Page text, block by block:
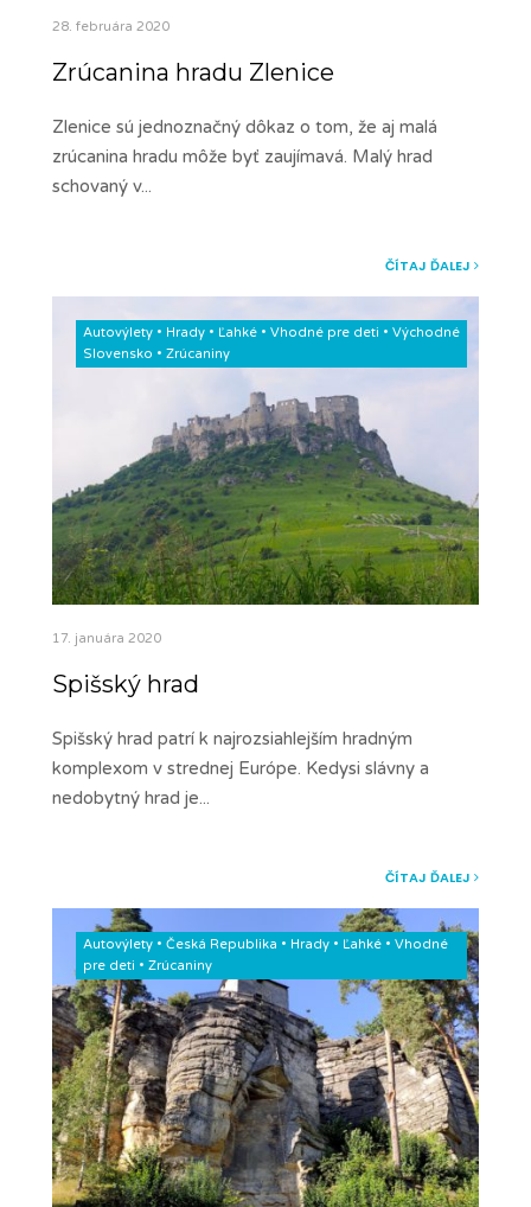
28. februára 2020
Zrúcanina hradu Zlenice
Zlenice sú jednoznačný dôkaz o tom, že aj malá
zrúcanina hradu môže byť zaujímavá. Malý hrad
schovaný v...
ČÍTAJ ĎALEJ
Autovýlety • Hrady • Ľahké • Vhodné pre deti • Východné
Slovensko • Zrúcaniny
17. januára 2020
Spišský hrad
Spišský hrad patrí k najrozsiahlejším hradným
komplexom v strednej Európe. Kedysi slávny a
nedobytný hrad je...
ČÍTAJ ĎALEJ
Autovýlety • Česká Republika • Hrady • Ľahké • Vhodné
pre deti • Zrúcaniny